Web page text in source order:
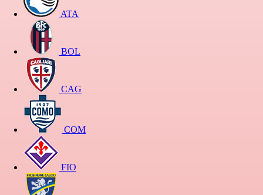
ATA
BOL
CAG
COM
FIO